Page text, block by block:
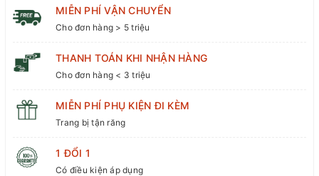
MIỄN PHÍ VẬN CHUYỂN
Cho đơn hàng > 5 triệu
THANH TOÁN KHI NHẬN HÀNG
Cho đơn hàng < 3 triệu
MIỄN PHÍ PHỤ KIỆN ĐI KÈM
Trang bị tận răng
1 ĐỔI 1
Có điều kiện áp dụng